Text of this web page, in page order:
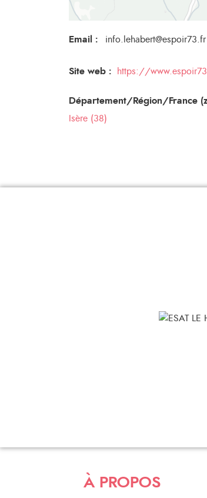
Email : info.lehabert@espoir73.fr
Site web : https://
Département/Région/France
Isère (38)
À PROPOS